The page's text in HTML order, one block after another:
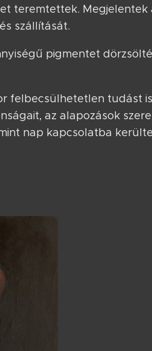
teremtettek. Megjelentek
szállítását.
pigmentet
felbecsülhetetlen tudást
az alapozások
nap kapcsolatba